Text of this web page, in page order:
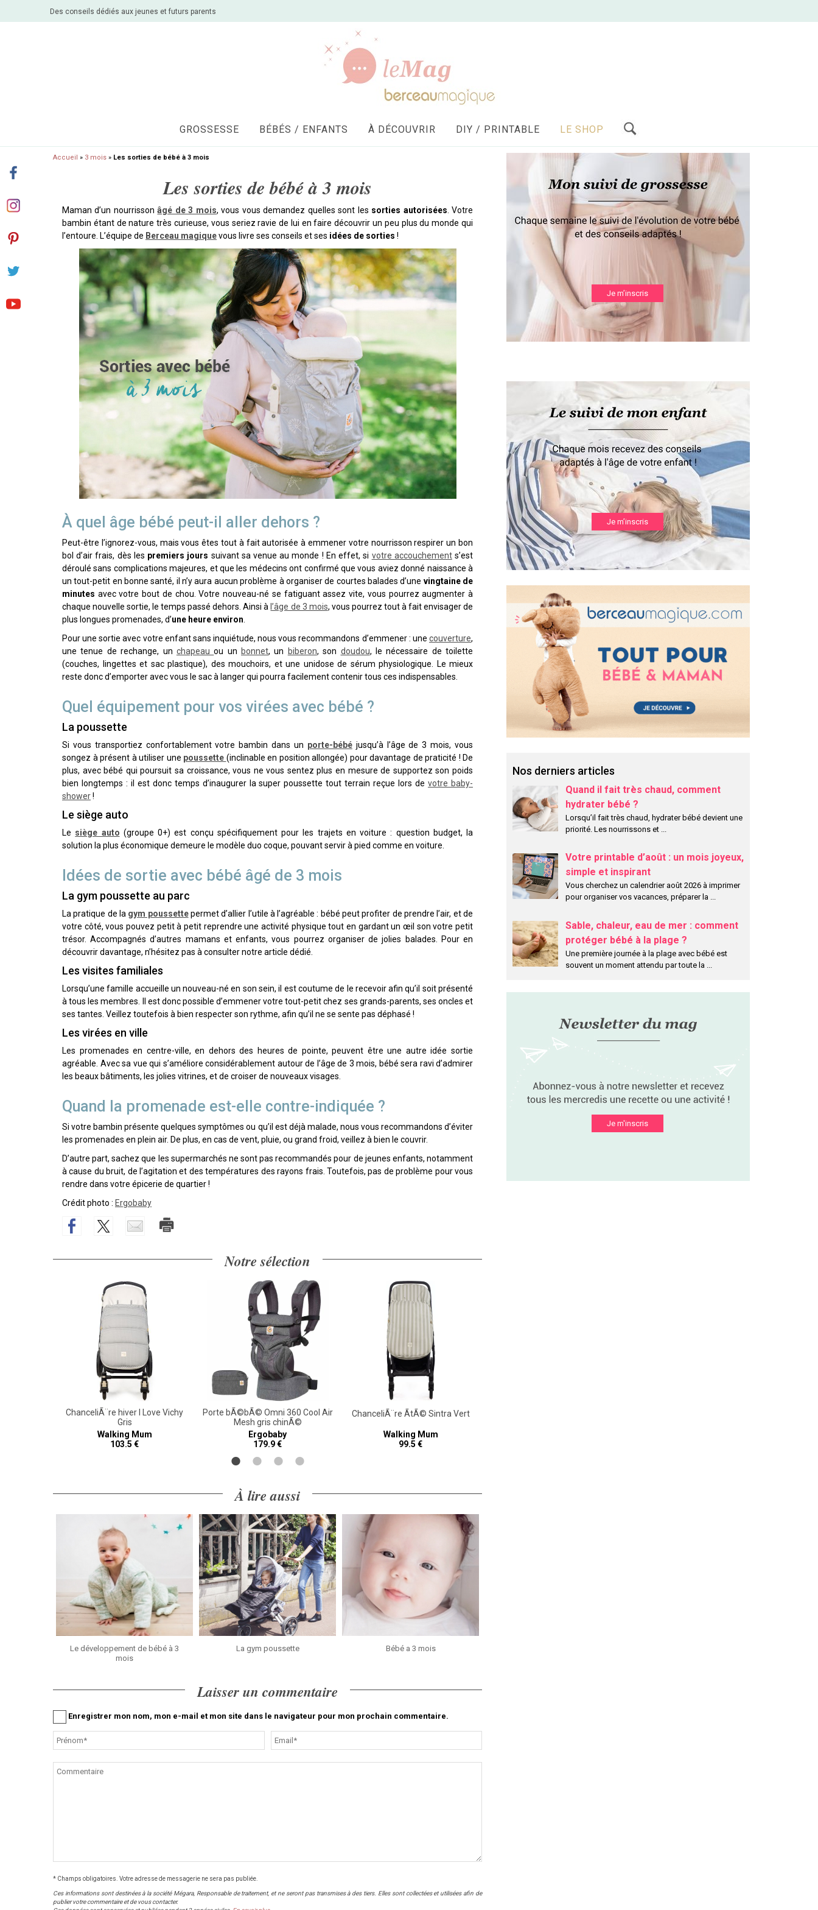
Des conseils dédiés aux jeunes et futurs parents
GROSSESSE BÉBÉS / ENFANTS À DÉCOUVRIR DIY / PRINTABLE LE SHOP
Accueil » 3 mois » Les sorties de bébé à 3 mois
Les sorties de bébé à 3 mois
Maman d’un nourrissonâgé de 3 mois, vous vous demandez quelles sont les sorties autorisées . Votre
bambin étant de nature très curieuse, vous seriez ravie de lui en faire découvrir un peu plus du monde qui
l’entoure. L’équipe de Berceau magiquevous livre ses conseils et ses idées de sorties !
À quel âge bébé peut-il aller dehors ?
Peut-être l’ignorez-vous, mais vous êtes tout à fait autorisée à emmener votre nourrisson respirer un bon
bol d’air frais, dès les premiers jours suivant sa venue au monde ! En effet, si votre accouchements’est
déroulé sans complications majeures, et que les médecins ont confirmé que vous aviez donné naissance à
un tout-petit en bonne santé, il n’y aura aucun problème à organiser de courtes balades d’une vingtaine de
minutes avec votre bout de chou. Votre nouveau-né se fatiguant assez vite, vous pourrez augmenter à
chaque nouvelle sortie, le temps passé dehors. Ainsi à l’âge de 3 mois, vous pourrez tout à fait envisager de
plus longues promenades, d’une heure environ
Pour une sortie avec votre enfant sans inquiétude, nous vous recommandons d’emmener : une couverture,
une tenue de rechange, un chapeauou un bonnet, un biberon, son doudou, le nécessaire de toilette
(couches, lingettes et sac plastique), des mouchoirs, et une unidose de sérum physiologique. Le mieux
reste donc d’emporter avec vous le sac à langer qui pourra facilement contenir tous ces indispensables.
Quel équipement pour vos virées avec bébé ?
La poussette
Si vous transportiez confortablement votre bambin dans un porte-bébéjusqu’à l’âge de 3 mois, vous
songez à présent à utiliser une poussette (inclinable en position allongée) pour davantage de praticité ! De
plus, avec bébé qui poursuit sa croissance, vous ne vous sentez plus en mesure de supportez son poids
bien longtemps : il est donc temps d’inaugurer la super poussette tout terrain reçue lors devotre baby-
shower!
Le siège auto
Le siège auto (groupe 0+) est conçu spécifiquement pour les trajets en voiture : question budget, la
solution la plus économique demeure le modèle duo coque, pouvant servir à pied comme en voiture.
Idées de sortie avec bébé âgé de 3 mois
La gym poussette au parc
La pratique de la gym poussettepermet d’allier l’utile à l’agréable : bébé peut profiter de prendre l’air, et de
votre côté, vous pouvez petit à petit reprendre une activité physique tout en gardant un œil son votre petit
trésor. Accompagnés d’autres mamans et enfants, vous pourrez organiser de jolies balades. Pour en
découvrir davantage, n’hésitez pas à consulter notre article dédié.
Les visites familiales
Lorsqu’une famille accueille un nouveau-né en son sein, il est coutume de le recevoir afin qu’il soit présenté
à tous les membres. Il est donc possible d’emmener votre tout-petit chez ses grands-parents, ses oncles et
ses tantes. Veillez toutefois à bien respecter son rythme, afin qu’il ne se sente pas déphasé !
Les virées en ville
Les promenades en centre-ville, en dehors des heures de pointe, peuvent être une autre idée sortie
agréable. Avec sa vue qui s’améliore considérablement autour de l’âge de 3 mois, bébé sera ravi d’admirer
les beaux bâtiments, les jolies vitrines, et de croiser de nouveaux visages.
Quand la promenade est-elle contre-indiquée ?
Si votre bambin présente quelques symptômes ou qu’il est déjà malade, nous vous recommandons d’éviter
les promenades en plein air. De plus, en cas de vent, pluie, ou grand froid, veillez à bien le couvrir.
D’autre part, sachez que les supermarchés ne sont pas recommandés pour de jeunes enfants, notamment
à cause du bruit, de l’agitation et des températures des rayons frais. Toutefois, pas de problème pour vous
rendre dans votre épicerie de quartier !
Crédit photo : Ergobaby
Notre sélection
ChanceliÃ¨re hiver I Love Vichy
Gris
Walking Mum
103.5 €
Porte bÃ©bÃ© Omni 360 Cool Air
Mesh gris chinÃ©
Ergobaby
179.9 €
ChanceliÃ¨re ÃtÃ© Sintra Vert
Walking Mum
99.5 €
À lire aussi
Le développement de bébé à 3
mois
La gym poussette Bébé a 3 mois
Laisser un commentaire
Enregistrer mon nom, mon e-mail et mon site dans le navigateur pour mon prochain commentaire.
* Champs obligatoires. Votre adresse de messagerie ne sera pas publiée.
Ces informations sont destinées à la société Mégara, Responsable de traitement, et ne seront pas transmises à des tiers. Elles sont collectées et utilisées afin de
publier votre commentaire et de vous contacter.
Je m’inscris
Je m’inscris
Nos derniers articles
Quand il fait très chaud, comment
hydrater bébé ?
Lorsqu’il fait très chaud, hydrater bébé devient une
priorité. Les nourrissons et ...
Votre printable d’août : un mois joyeux,
simple et inspirant
Vous cherchez un calendrier août 2026 à imprimer
pour organiser vos vacances, préparer la ...
Sable, chaleur, eau de mer : comment
protéger bébé à la plage ?
Une première journée à la plage avec bébé est
souvent un moment attendu par toute la
Je m'inscris